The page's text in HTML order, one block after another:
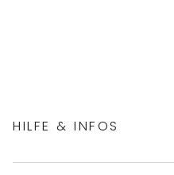
HILFE & INFOS